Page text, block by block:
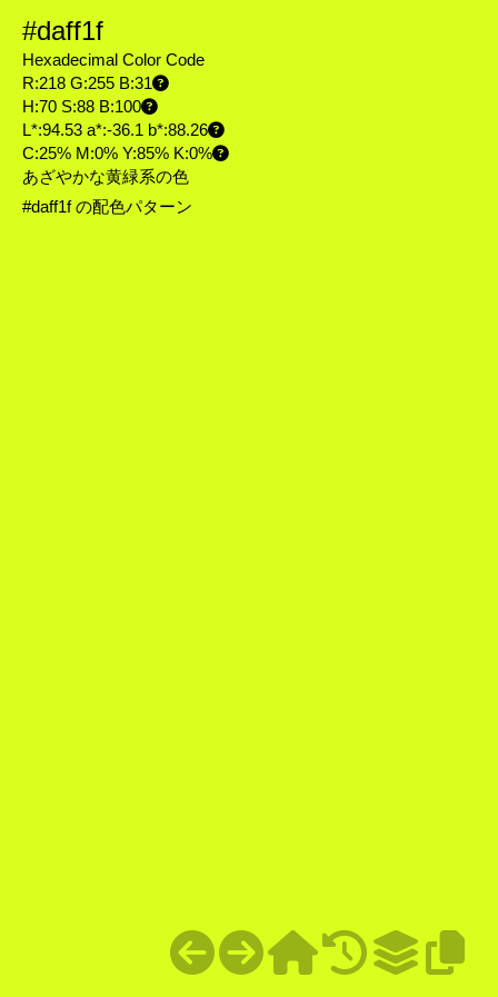
#daff1f
Hexadecimal Color Code
R:218 G:255 B:31
H:70 S:88 B:100
L*:94.53 a*:-36.1 b*:88.26
C:25% M:0% Y:85% K:0%
あざやかな黄緑系の色
#daff1f の配色パターン